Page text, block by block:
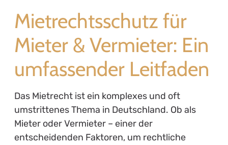
Mietrechtsschutz für
Mieter & Vermieter: Ein
umfassender Leitfaden
Das Mietrecht ist ein komplexes und oft
umstrittenes Thema in Deutschland. Ob als
Mieter oder Vermieter – einer der
entscheidenden Faktoren, um rechtliche